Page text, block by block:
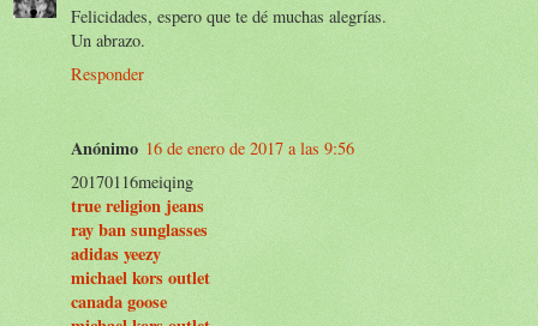
Felicidades, espero que te dé muchas alegrías.
Un abrazo.
Responder
Anónimo 16 de enero de 2017 a las 9:56
20170116meiqing
true religion jeans
ray ban sunglasses
adidas yeezy
michael kors outlet
canada goose